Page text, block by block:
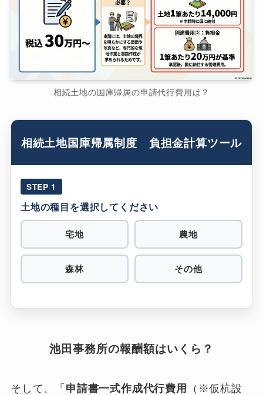
相続土地の国庫帰属の申請代行費用は？
相続土地国庫帰属制度 負担金計算ツール
STEP 1
土地の種目を選択してください
宅地 農地
森林 その他
池田事務所の報酬額はいくら？
そして、「 申請書一式作成代行費用
（※仮杭設